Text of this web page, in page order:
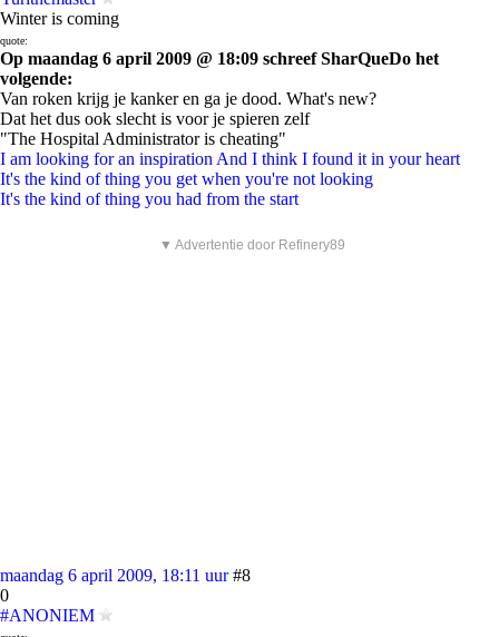
Winter is coming
quote:
Op maandag 6 april 2009 @ 18:09 schreef SharQueDo het
volgende:
Van roken krijg je kanker en ga je dood. What's new?
Dat het dus ook slecht is voor je spieren zelf
"The Hospital Administrator is cheating"
I am looking for an inspiration And I think I found it in your heart
It's the kind of thing you get when you're not looking
It's the kind of thing you had from the start
▼ Advertentie door Refinery89
maandag 6 april 2009, 18:11 uur #8
0
#ANONIEM